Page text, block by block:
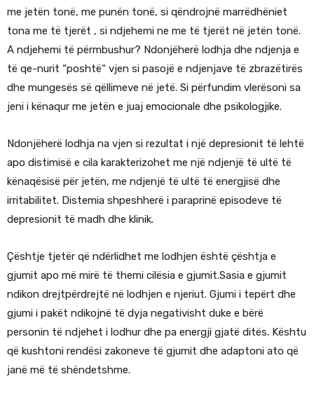
me jetën tonë, me punën tonë, si qëndrojnë marrëdhëniet
tona me të tjerët , si ndjehemi ne me të tjerët në jetën tonë.
A ndjehemi të përmbushur? Ndonjëherë lodhja dhe ndjenja e
të qe-nurit “poshtë“ vjen si pasojë e ndjenjave të zbrazëtirës
dhe mungesës së qëllimeve në jetë. Si përfundim vlerësoni sa
jeni i kënaqur me jetën e juaj emocionale dhe psikologjike.
Ndonjëherë lodhja na vjen si rezultat i një depresionit të lehtë
apo distimisë e cila karakterizohet me një ndjenjë të ultë të
kënaqësisë për jetën, me ndjenjë të ultë të energjisë dhe
irritabilitet. Distemia shpeshherë i paraprinë episodeve të
depresionit të madh dhe klinik.
Çështje tjetër që ndërlidhet me lodhjen është çështja e
gjumit apo më mirë të themi cilësia e gjumit.Sasia e gjumit
ndikon drejtpërdrejtë në lodhjen e njeriut. Gjumi i tepërt dhe
gjumi i pakët ndikojnë të dyja negativisht duke e bërë
personin të ndjehet i lodhur dhe pa energji gjatë ditës. Kështu
që kushtoni rendësi zakoneve të gjumit dhe adaptoni ato që
janë më të shëndetshme.